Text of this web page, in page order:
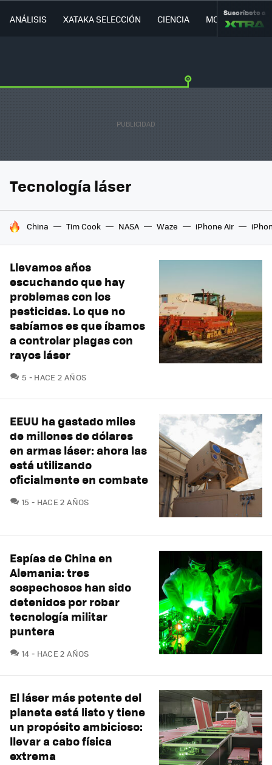
ANÁLISIS XATAKA SELECCIÓN CIENCIA MOVILIDAD
Suscríbete a
Tecnología láser
HOY SE HABLA DE
China Tim Cook NASA Waze iPhone Air
Llevamos años
escuchando que hay
problemas con los
pesticidas. Lo que no
sabíamos es que íbamos
a controlar plagas con
rayos láser
5 COMENTARIOS
HACE 2 AÑOS
EEUU ha gastado miles
de millones de dólares
en armas láser: ahora las
está utilizando
oficialmente en combate
15 COMENTARIOS
HACE 2 AÑOS
Espías de China en
Alemania: tres
sospechosos han sido
detenidos por robar
tecnología militar
puntera
14 COMENTARIOS
HACE 2 AÑOS
El láser más potente del
planeta está listo y tiene
un propósito ambicioso:
llevar a cabo física
extrema